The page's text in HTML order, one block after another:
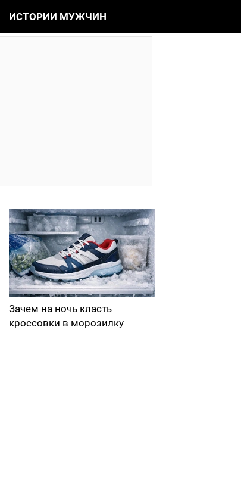
ИСТОРИИ МУЖЧИН
Зачем на ночь класть
кроссовки в морозилку